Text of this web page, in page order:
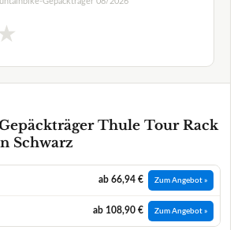
Thule Tour Rack
Schwarz
ab 66,94 € Zum Angebot »
ab 108,90 € Zum Angebot »